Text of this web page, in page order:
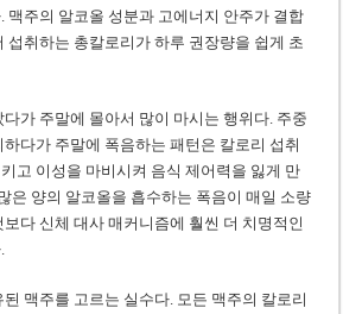
맥주의 알코올 성분과 고에너지 안주가 결합
섭취하는 총칼로리가 하루 권장량을 쉽게 초
가 주말에 몰아서 많이 마시는 행위다. 주중
다가 주말에 폭음하는 패턴은 칼로리 섭취
고 이성을 마비시켜 음식 제어력을 잃게 만
은 양의 알코올을 흡수하는 폭음이 매일 소량
다 신체 대사 매커니즘에 훨씬 더 치명적인
맥주를 고르는 실수다. 모든 맥주의 칼로리